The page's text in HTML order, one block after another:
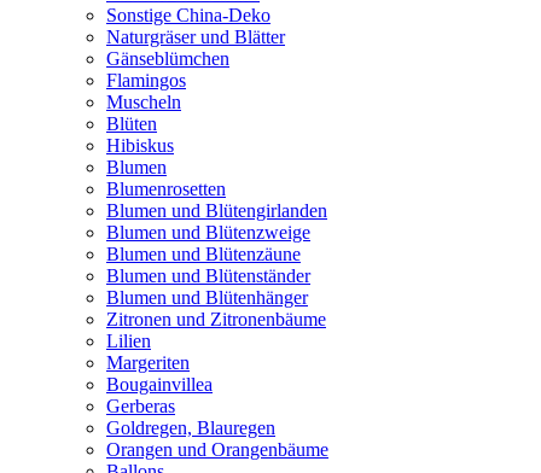
Sonstige China-Deko
Naturgräser und Blätter
Gänseblümchen
Flamingos
Muscheln
Blüten
Hibiskus
Blumen
Blumenrosetten
Blumen und Blütengirlanden
Blumen und Blütenzweige
Blumen und Blütenzäune
Blumen und Blütenständer
Blumen und Blütenhänger
Zitronen und Zitronenbäume
Lilien
Margeriten
Bougainvillea
Gerberas
Goldregen, Blauregen
Orangen und Orangenbäume